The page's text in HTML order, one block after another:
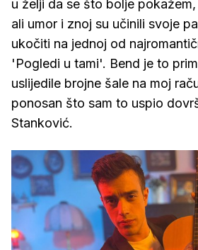
u želji da se što bolje
ali umor i znoj su učinili svoje
ukočiti na jednoj od
'Pogledi u tami'. Bend je to
uslijedile brojne šale na moj
ponosan što sam to uspio
Stanković.